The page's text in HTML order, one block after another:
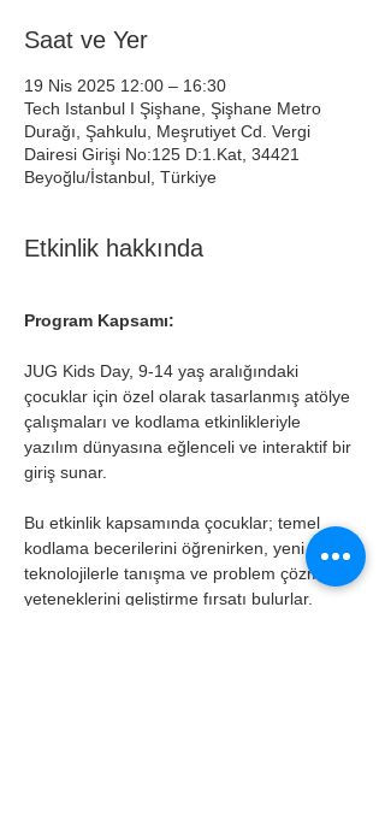
Saat ve Yer
19 Nis 2025 12:00 – 16:30
Tech Istanbul I Şişhane, Şişhane Metro
Durağı, Şahkulu, Meşrutiyet Cd. Vergi
Dairesi Girişi No:125 D:1.Kat, 34421
Beyoğlu/İstanbul, Türkiye
Etkinlik hakkında
Program Kapsamı:
JUG Kids Day, 9-14 yaş aralığındaki
çocuklar için özel olarak tasarlanmış atölye
çalışmaları ve kodlama etkinlikleriyle
yazılım dünyasına eğlenceli ve interaktif bir
giriş sunar.
Bu etkinlik kapsamında çocuklar; temel
kodlama becerilerini öğrenirken, yeni
teknolojilerle tanışma ve problem çözme
yeteneklerini geliştirme fırsatı bulurlar.